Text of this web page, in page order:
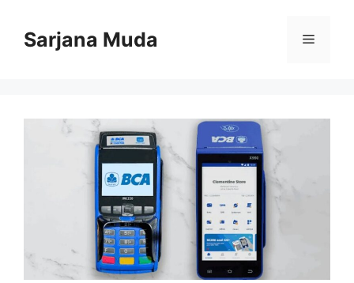
Sarjana Muda Menu